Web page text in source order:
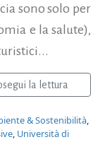
sono solo per
e la salute),
la lettura
& Sostenibilità,
, Università di